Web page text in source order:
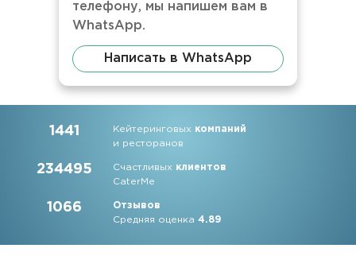
телефону, мы напишем вам в
WhatsApp.
Написать в WhatsApp
1441 Кейтеринговых компаний
и ресторанов
234495 Счастливых клиентов
CaterMe
1066
Отзывов
Средняя оценка4.89